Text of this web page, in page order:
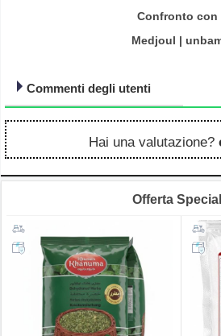
Confronto con
Medjoul |
Commenti degli utenti
Hai una valutazione?
Offerta